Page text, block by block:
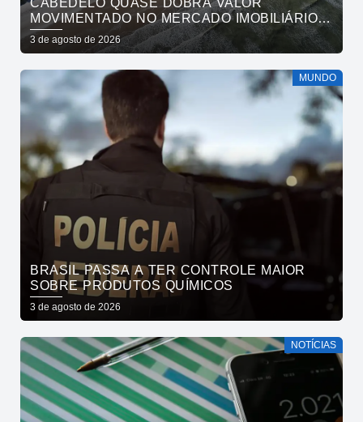
MOVIMENTADO NO MERCADO IMOBILIÁRIO
EM UM ANO
3 de agosto de 2026
MUNDO
BRASIL PASSA A TER CONTROLE MAIOR
SOBRE PRODUTOS QUÍMICOS
3 de agosto de 2026
NOTÍCIAS